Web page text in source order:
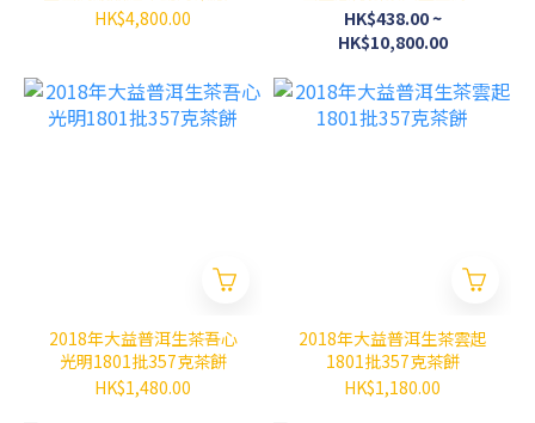
品357克茶餅
HK$4,800.00
400克茶餅
HK$438.00 ~
HK$10,800.00
2018年大益普洱生茶吾心
光明1801批357克茶餅
HK$1,480.00
2018年大益普洱生茶雲起
1801批357克茶餅
HK$1,180.00